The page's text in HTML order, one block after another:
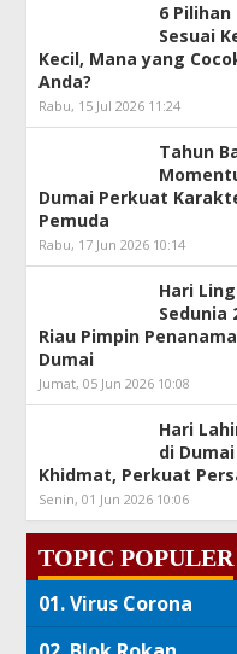
6
Sesuai
Kecil, Mana yang
Anda?
Rabu, 15 Jul 2026 11:24
Tahun
Dumai Perkuat
Pemuda
Rabu, 17 Jun 2026 10:14
Hari
Sedunia
Riau Pimpin
Dumai
Jumat, 05 Jun 2026 10:08
Hari
di
Khidmat, Perkuat
Senin, 01 Jun 2026 10:06
TOPIC POPULER
01.Virus Corona